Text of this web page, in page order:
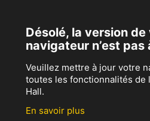
Désolé, la version
navigateur n’est pas
Veuillez mettre à jour votre
toutes les fonctionnalités de
Hall.
En savoir plus